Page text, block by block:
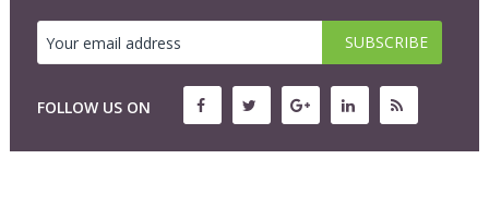
FOLLOW US ON